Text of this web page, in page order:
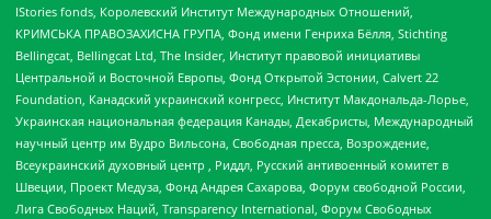
IStories fonds, Королевский Институт Международных Отношений,
КРИМСЬКА ПРАВОЗАХИСНА ГРУПА, Фонд имени Генриха Бёлля, Stichting
Bellingcat, Bellingcat Ltd, The Insider, Институт правовой инициативы
Центральной и Восточной Европы, Фонд Открытой Эстонии, Calvert 22
Foundation, Канадский украинский конгресс, Институт Макдональда-Лорье,
Украинская национальная федерация Канады, Декабристы, Международный
научный центр им Вудро Вильсона, Свободная пресса, Возрождение,
Всеукраинский духовный центр , Риддл, Русский антивоенный комитет в
Швеции, Проект Медуза, Фонд Андрея Сахарова, Форум свободной России,
Лига Свободных Наций, Transparеncy International, Форум Свободных